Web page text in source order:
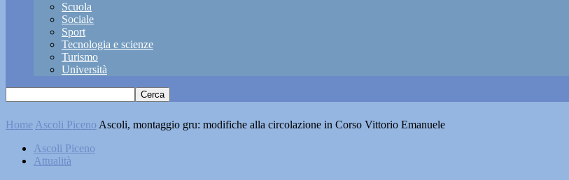
Scuola
Sociale
Sport
Tecnologia e scienze
Turismo
Università
Home Ascoli Piceno Ascoli, montaggio gru: modifiche alla circolazione in Corso Vittorio Emanuele
Ascoli Piceno
Attualità